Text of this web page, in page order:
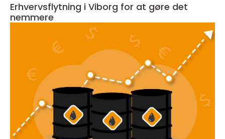
Erhvervsflytning i Viborg for at gøre det
nemmere